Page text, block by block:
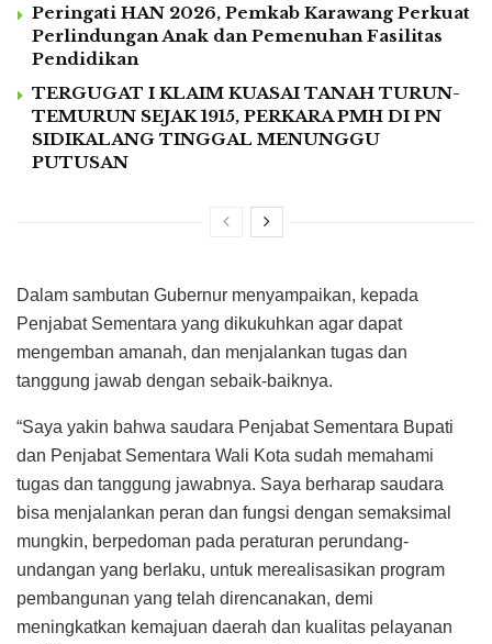
Peringati HAN 2026, Pemkab Karawang Perkuat
Perlindungan Anak dan Pemenuhan Fasilitas
Pendidikan
TERGUGAT I KLAIM KUASAI TANAH TURUN-
TEMURUN SEJAK 1915, PERKARA PMH DI PN
SIDIKALANG TINGGAL MENUNGGU
PUTUSAN
Dalam sambutan Gubernur menyampaikan, kepada
Penjabat Sementara yang dikukuhkan agar dapat
mengemban amanah, dan menjalankan tugas dan
tanggung jawab dengan sebaik-baiknya.
“Saya yakin bahwa saudara Penjabat Sementara Bupati
dan Penjabat Sementara Wali Kota sudah memahami
tugas dan tanggung jawabnya. Saya berharap saudara
bisa menjalankan peran dan fungsi dengan semaksimal
mungkin, berpedoman pada peraturan perundang-
undangan yang berlaku, untuk merealisasikan program
pembangunan yang telah direncanakan, demi
meningkatkan kemajuan daerah dan kualitas pelayanan